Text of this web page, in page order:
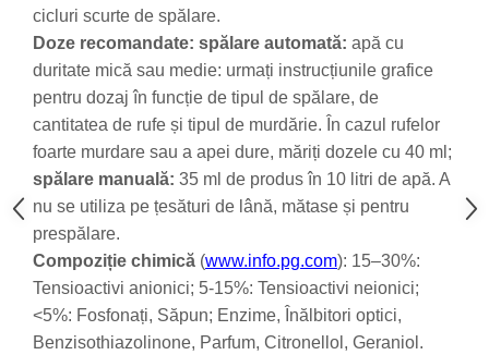
cicluri scurte de spălare.
Doze recomandate: spălare automată: apă cu
duritate mică sau medie: urmați instrucțiunile grafice
pentru dozaj în funcție de tipul de spălare, de
cantitatea de rufe și tipul de murdărie. În cazul rufelor
foarte murdare sau a apei dure, măriți dozele cu 40 ml;
spălare manuală: 35 ml de produs în 10 litri de apă. A
nu se utiliza pe țesături de lână, mătase și pentru
prespălare.
Compoziție chimică (www.info.pg.com): 15–30%:
Tensioactivi anionici; 5-15%: Tensioactivi neionici;
<5%: Fosfonați, Săpun; Enzime, Înălbitori optici,
Benzisothiazolinone, Parfum, Citronellol, Geraniol.